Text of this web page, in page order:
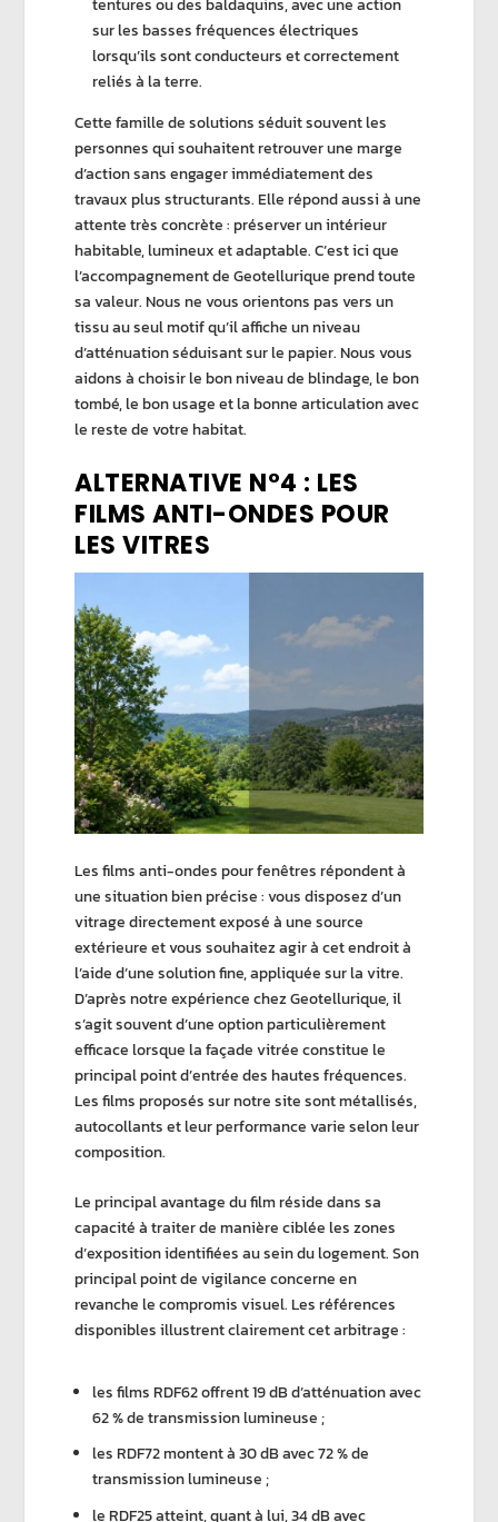
tentures ou des baldaquins, avec une action
sur lesbasses fréquencesélectriques
lorsqu’ils sont conducteurs et correctement
reliés à la terre.
Cette famille de solutions séduit souvent les
personnes qui souhaitent retrouver une marge
d’action sans engager immédiatement des
travaux plus structurants. Elle répond aussi à une
attente très concrète : préserver un intérieur
habitable, lumineux et adaptable. C’est ici que
l’accompagnement deGeotelluriqueprend toute
sa valeur. Nous ne vous orientons pas vers un
tissu au seul motif qu’il affiche unniveau
d’atténuationséduisant sur le papier. Nous vous
aidons à choisir le bonniveau de blindage, le bon
tombé, le bon usage et la bonne articulation avec
le reste de votre habitat.
ALTERNATIVE N°4 : LES
FILMS ANTI-ONDES POUR
LES VITRES
Lesfilms anti-ondespour fenêtres répondent à
une situation bien précise : vous disposez d’un
vitrage directement exposé à une source
extérieure et vous souhaitez agir à cet endroit à
l’aide d’une solution fine, appliquée sur la vitre.
D’après notre expérience chezGeotellurique, il
s’agit souvent d’une option particulièrement
efficace lorsque la façade vitrée constitue le
principal point d’entrée deshautes fréquences.
Les films proposés sur notre site sont métallisés,
autocollants et leur performance varie selon leur
composition.
Le principal avantage du film réside dans sa
capacité à traiter de manière ciblée les zones
d’exposition identifiées au sein du logement. Son
principal point de vigilance concerne en
revanche le compromis visuel. Les références
disponibles illustrent clairement cet arbitrage :
lesfilms RDF62offrent 19 dB d’atténuation avec
62 % de transmission lumineuse ;
lesRDF72montent à 30 dB avec 72 % de
transmission lumineuse ;
leRDF25atteint, quant à lui, 34 dB avec